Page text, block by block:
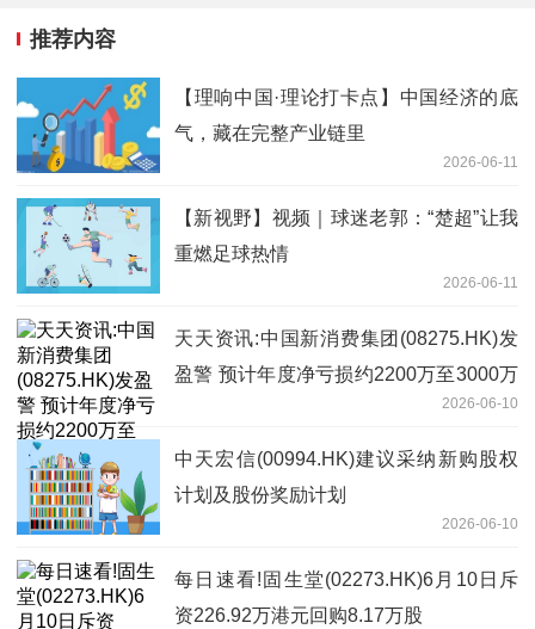
推荐内容
【理响中国·理论打卡点】中国经济的底
气，藏在完整产业链里
2026-06-11
【新视野】视频｜球迷老郭：“楚超”让我
重燃足球热情
2026-06-11
天天资讯:中国新消费集团(08275.HK)发
盈警 预计年度净亏损约2200万至3000万
2026-06-10
中天宏信(00994.HK)建议采纳新购股权
计划及股份奖励计划
2026-06-10
每日速看!固生堂(02273.HK)6月10日斥
资226.92万港元回购8.17万股